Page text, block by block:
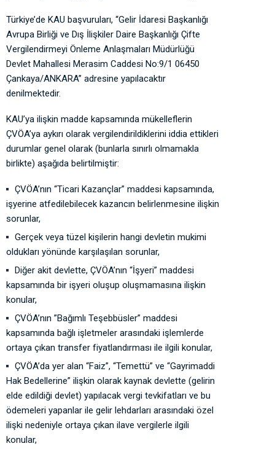
Türkiye’de KAU başvuruları, ‘‘Gelir İdaresi Başkanlığı
Avrupa Birliği ve Dış İlişkiler Daire Başkanlığı Çifte
Vergilendirmeyi Önleme Anlaşmaları Müdürlüğü
Devlet Mahallesi Merasim Caddesi No:9/1 06450
Çankaya/ANKARA’’ adresine yapılacaktır
denilmektedir.
KAU’ya ilişkin madde kapsamında mükelleflerin
ÇVÖA’ya aykırı olarak vergilendirildiklerini iddia ettikleri
durumlar genel olarak (bunlarla sınırlı olmamakla
birlikte) aşağıda belirtilmiştir:
ÇVÖA’nın “Ticari Kazançlar” maddesi kapsamında,
işyerine atfedilebilecek kazancın belirlenmesine ilişkin
sorunlar,
Gerçek veya tüzel kişilerin hangi devletin mukimi
oldukları yönünde karşılaşılan sorunlar,
Diğer akit devlette, ÇVÖA’nın “İşyeri” maddesi
kapsamında bir işyeri oluşup oluşmamasına ilişkin
konular,
ÇVÖA’nın ”Bağımlı Teşebbüsler” maddesi
kapsamında bağlı işletmeler arasındaki işlemlerde
ortaya çıkan transfer fiyatlandırması ile ilgili konular,
ÇVÖA’da yer alan “Faiz”, “Temettü” ve “Gayrimaddi
Hak Bedellerine” ilişkin olarak kaynak devlette (gelirin
elde edildiği devlet) yapılacak vergi tevkifatları ve bu
ödemeleri yapanlar ile gelir lehdarları arasındaki özel
ilişki nedeniyle ortaya çıkan ilave vergilerle ilgili
konular,